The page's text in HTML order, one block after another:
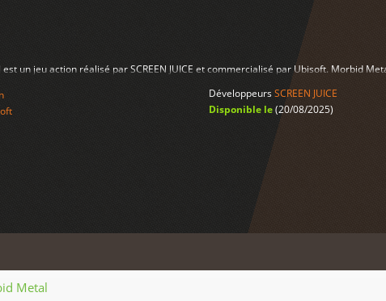
un jeu action réalisé par SCREEN JUICE et commercialisé par Ubisoft. Morbid
DéveloppeursSCREEN JUICE
Disponible le(20/08/2025)
Metal